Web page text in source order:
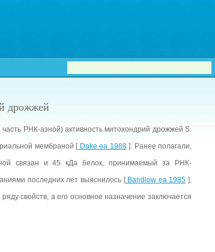
дрожжей
РНК-азной) активность митохондрий дрожжей S.
мембраной [Dake ea 1988]. Ранее полагали,
связан и 45 кДа белок, принимаемый за РНК-
последних лет выяснилось [Bandlow ea 1985 ],
свойств, а его основное назначение заключается